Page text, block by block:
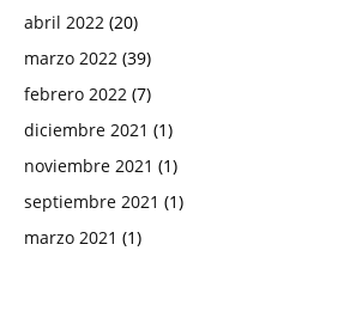
abril 2022 (20)
marzo 2022 (39)
febrero 2022 (7)
diciembre 2021 (1)
noviembre 2021 (1)
septiembre 2021 (1)
marzo 2021 (1)